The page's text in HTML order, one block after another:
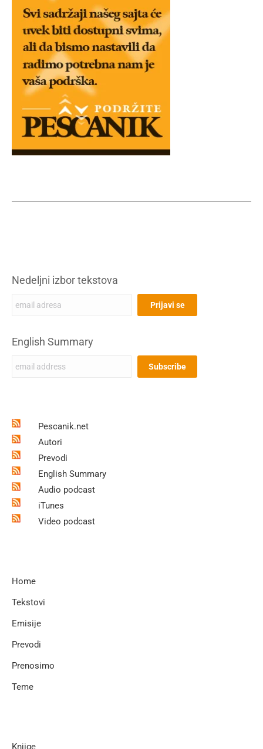
Nedeljni izbor tekstova
English Summary
Pescanik.net
Autori
Prevodi
English Summary
Audio podcast
iTunes
Video podcast
Home
Tekstovi
Emisije
Prevodi
Prenosimo
Teme
Knjige